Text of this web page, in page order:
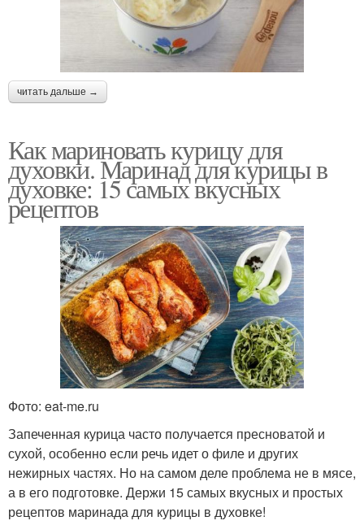
читать дальше →
Как мариновать курицу для
духовки. Маринад для курицы в
духовке: 15 самых вкусных
рецептов
Фото: eat-me.ru
Запеченная курица часто получается пресноватой и
сухой, особенно если речь идет о филе и других
нежирных частях. Но на самом деле проблема не в мясе,
а в его подготовке. Держи 15 самых вкусных и простых
рецептов маринада для курицы в духовке!